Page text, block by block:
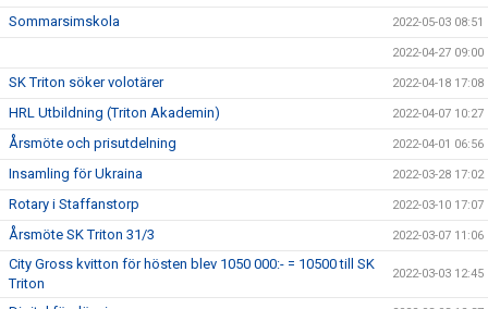
Sommarsimskola 2022-05-03 08:51
2022-04-27 09:00
SK Triton söker volotärer 2022-04-18 17:08
HRL Utbildning (Triton Akademin) 2022-04-07 10:27
Årsmöte och prisutdelning 2022-04-01 06:56
Insamling för Ukraina 2022-03-28 17:02
Rotary i Staffanstorp 2022-03-10 17:07
Årsmöte SK Triton 31/3 2022-03-07 11:06
City Gross kvitton för hösten blev 1050 000:- = 10500 till SK
Triton
2022-03-03 12:45